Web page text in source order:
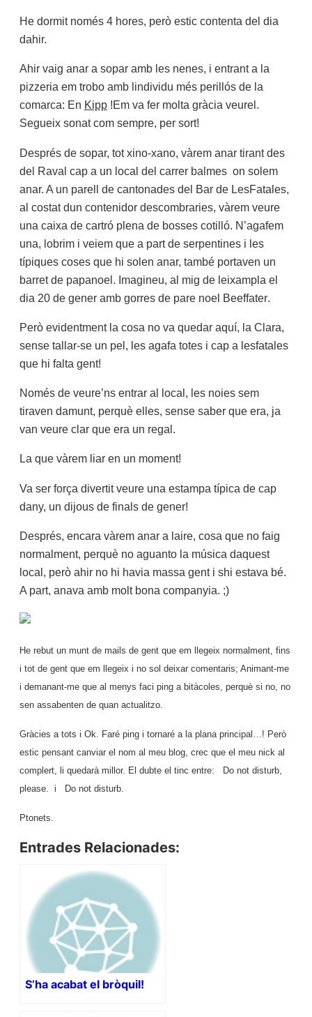
He dormit només 4 hores, però estic contenta del dia
dahir.
Ahir vaig anar a sopar amb les nenes, i entrant a la
pizzeria em trobo amb lindividu més perillós de la
comarca: En Kipp !Em va fer molta gràcia veurel.
Segueix sonat com sempre, per sort!
Després de sopar, tot xino-xano, vàrem anar tirant des
del Raval cap a un local del carrer balmes on solem
anar. A un parell de cantonades del Bar de LesFatales,
al costat dun contenidor descombraries, vàrem veure
una caixa de cartró plena de bosses cotilló. N’agafem
una, lobrim i veiem que a part de serpentines i les
típiques coses que hi solen anar, també portaven un
barret de papanoel. Imagineu, al mig de leixampla el
dia 20 de gener amb gorres de pare noel Beeffater.
Però evidentment la cosa no va quedar aquí, la Clara,
sense tallar-se un pel, les agafa totes i cap a lesfatales
que hi falta gent!
Només de veure’ns entrar al local, les noies sem
tiraven damunt, perquè elles, sense saber que era, ja
van veure clar que era un regal.
La que vàrem liar en un moment!
Va ser força divertit veure una estampa típica de cap
dany, un dijous de finals de gener!
Després, encara vàrem anar a laire, cosa que no faig
normalment, perquè no aguanto la música daquest
local, però ahir no hi havia massa gent i shi estava bé.
A part, anava amb molt bona companyia. ;)
He rebut un munt de mails de gent que em llegeix normalment, fins
i tot de gent que em llegeix i no sol deixar comentaris; Animant-me
i demanant-me que al menys faci ping a bitàcoles, perquè si no, no
sen assabenten de quan actualitzo.
Gràcies a tots i Ok. Faré ping i tornaré a la plana principal…! Però
estic pensant canviar el nom al meu blog, crec que el meu nick al
complert, li quedarà millor. El dubte el tinc entre: Do not disturb,
please. i Do not disturb.
Ptonets.
Entrades Relacionades:
S’ha acabat el bròquil!